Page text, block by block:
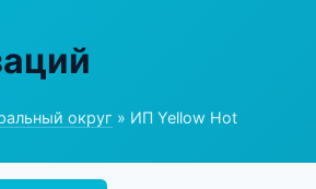
округ » ИП Yellow Hot